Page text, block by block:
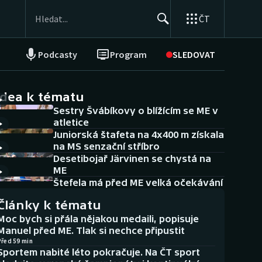
ČT
Podcasty Program SLEDOVAT
NEPŘEHLÉDNĚTE
Historické návraty
Aplikace ČT sport
AZ kvíz
k tématu
Sestry Švábíkovy o blížícím se ME v
atletice
Juniorská štafeta na 4x400 m získala
na MS senzační stříbro
Desetibojař Järvinen se chystá na
ME
Štefela má před ME velká očekávání
k tématu
bych si přála nějakou medaili, popisuje
před ME. Tlak si nechce připustit
59 min
nabité léto pokračuje. Na ČT sport